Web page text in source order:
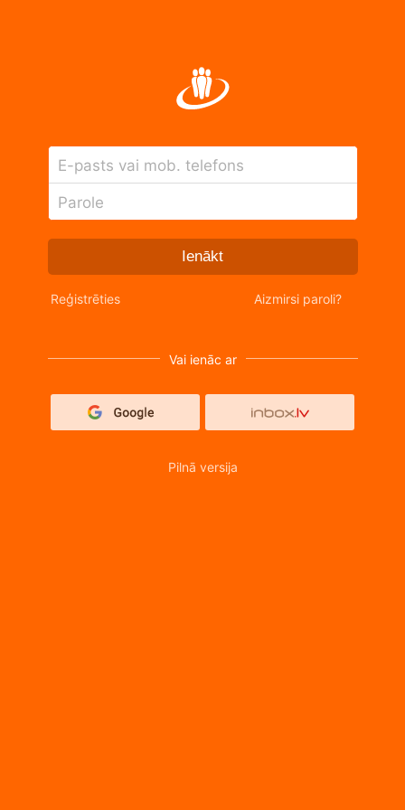
E-pasts vai mob. telefons
Parole
Ienākt
Reģistrēties Aizmirsi paroli?
Vai ienāc ar
Pilnā versija